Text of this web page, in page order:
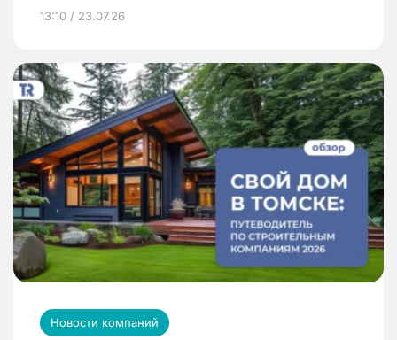
13:10 / 23.07.26
Новости компаний